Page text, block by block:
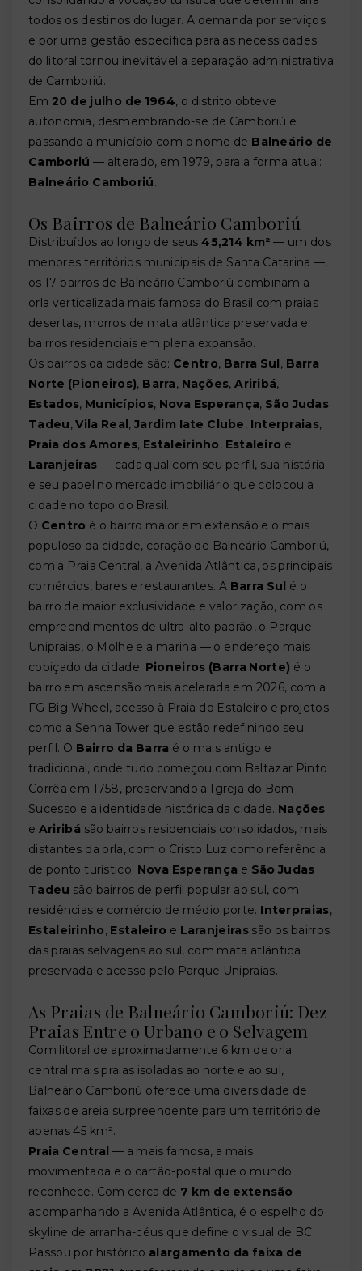
todos os destinos do lugar. A demanda por serviços
e por uma gestão específica para as necessidades
do litoral tornou inevitável a separação administrativa
de Camboriú.
Em 20 de julho de 1964, o distrito obteve
autonomia, desmembrando-se de Camboriú e
passando a município com o nome de Balneário de
Camboriú — alterado, em 1979, para a forma atual:
Balneário Camboriú.
Os Bairros de Balneário Camboriú
Distribuídos ao longo de seus45,214 km² — um dos
menores territórios municipais de Santa Catarina —,
os 17 bairros de Balneário Camboriú combinam a
orla verticalizada mais famosa do Brasil com praias
desertas, morros de mata atlântica preservada e
bairros residenciais em plena expansão.
Os bairros da cidade são: Centro, Barra Sul, Barra
Norte (Pioneiros), Barra, Nações,Ariribá,
Estados, Municípios, Nova Esperança, São Judas
Tadeu,Vila Real,Jardim Iate Clube, Interpraias,
Praia dos Amores, Estaleirinho, Estaleiro e
Laranjeiras — cada qual com seu perfil, sua história
e seu papel no mercado imobiliário que colocou a
cidade no topo do Brasil.
O Centro é o bairro maior em extensão e o mais
populoso da cidade, coração de Balneário Camboriú,
com a Praia Central, a Avenida Atlântica, os principais
comércios, bares e restaurantes. A Barra Sul é o
bairro de maior exclusividade e valorização, com os
empreendimentos de ultra-alto padrão, o Parque
Unipraias, o Molhe e a marina — o endereço mais
cobiçado da cidade. Pioneiros (Barra Norte) é o
bairro em ascensão mais acelerada em 2026, com a
FG Big Wheel, acesso à Praia do Estaleiro e projetos
como a Senna Tower que estão redefinindo seu
perfil. O Bairro da Barra é o mais antigo e
tradicional, onde tudo começou com Baltazar Pinto
Corrêa em 1758, preservando a Igreja do Bom
Sucesso e a identidade histórica da cidade. Nações
e Ariribá são bairros residenciais consolidados, mais
distantes da orla, com o Cristo Luz como referência
de ponto turístico. Nova Esperança e São Judas
Tadeu são bairros de perfil popular ao sul, com
residências e comércio de médio porte. Interpraias,
Estaleirinho, Estaleiro e Laranjeirassão os bairros
das praias selvagens ao sul, com mata atlântica
preservada e acesso pelo Parque Unipraias.
As Praias de Balneário Camboriú: Dez
Praias Entre o Urbano e o Selvagem
Com litoral de aproximadamente 6 km de orla
central mais praias isoladas ao norte e ao sul,
Balneário Camboriú oferece uma diversidade de
faixas de areia surpreendente para um território de
apenas 45 km².
Praia Central — a mais famosa, a mais
movimentada e o cartão-postal que o mundo
reconhece. Com cerca de 7 km de extensão
acompanhando a Avenida Atlântica, é o espelho do
skyline de arranha-céus que define o visual de BC.
Passou por histórico alargamento da faixa de